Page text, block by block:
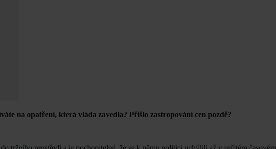
na opatření, která vláda zavedla? Přišlo zastropování cen pozdě?